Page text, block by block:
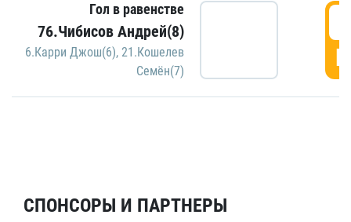
Гол в равенстве
76.Чибисов Андрей(8)
6.Карри Джош(6), 21.Кошелев
Семён(7)
СПОНСОРЫ И ПАРТНЕРЫ